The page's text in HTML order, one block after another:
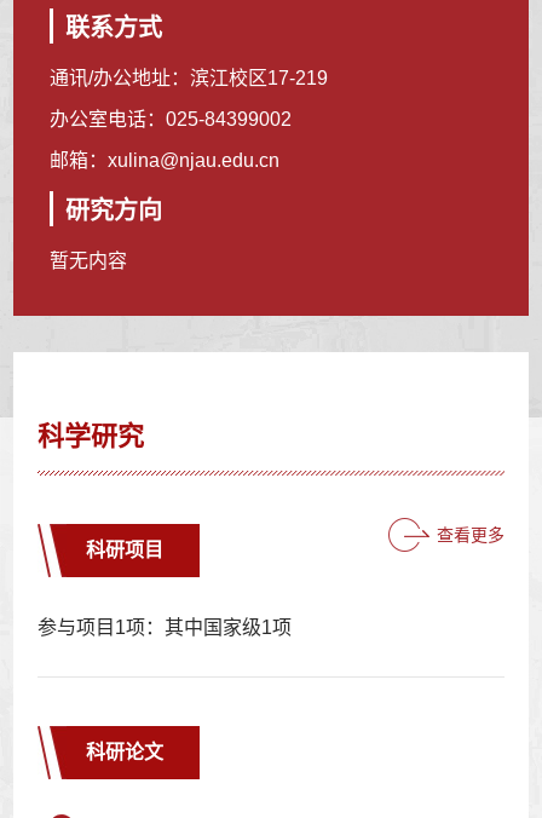
联系方式
通讯/办公地址：滨江校区17-219
办公室电话：025-84399002
邮箱：xulina@njau.edu.cn
研究方向
暂无内容
科学研究
科研项目
查看更多
参与项目1项：其中国家级1项
科研论文